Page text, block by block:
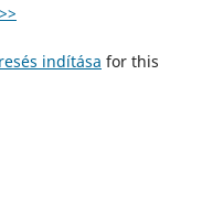
>>
indítása for this